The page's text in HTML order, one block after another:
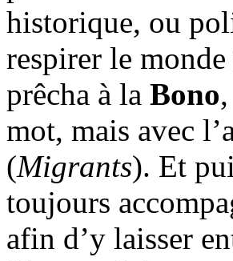
historique, ou
respirer le
prêcha à la Bono
mot, mais avec
(Migrants). Et
toujours
afin d’y laisser